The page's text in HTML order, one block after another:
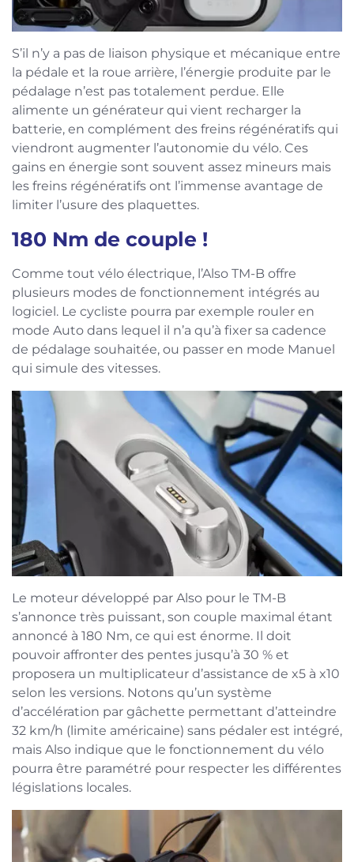
S’il n’y a pas de liaison physique et mécanique entre
la pédale et la roue arrière, l’énergie produite par le
pédalage n’est pas totalement perdue. Elle
alimente un générateur qui vient recharger la
batterie, en complément des freins régénératifs qui
viendront augmenter l’autonomie du vélo. Ces
gains en énergie sont souvent assez mineurs mais
les freins régénératifs ont l’immense avantage de
limiter l’usure des plaquettes.
180 Nm de couple !
Comme tout vélo électrique, l’Also TM-B offre
plusieurs modes de fonctionnement intégrés au
logiciel. Le cycliste pourra par exemple rouler en
mode Auto dans lequel il n’a qu’à fixer sa cadence
de pédalage souhaitée, ou passer en mode Manuel
qui simule des vitesses.
Le moteur développé par Also pour le TM-B
s’annonce très puissant, son couple maximal étant
annoncé à 180 Nm, ce qui est énorme. Il doit
pouvoir affronter des pentes jusqu’à 30 % et
proposera un multiplicateur d’assistance de x5 à x10
selon les versions. Notons qu’un système
d’accélération par gâchette permettant d’atteindre
32 km/h (limite américaine) sans pédaler est intégré,
mais Also indique que le fonctionnement du vélo
pourra être paramétré pour respecter les différentes
législations locales.